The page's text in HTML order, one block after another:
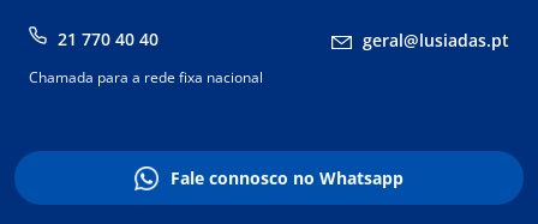
21 770 40 40 geral@lusiadas.pt
Chamada para a rede fixa nacional
Fale connosco no Whatsapp